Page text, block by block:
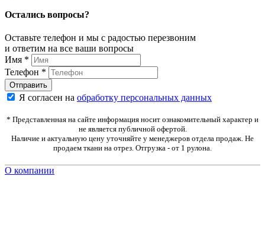
Остались вопросы?
Оставьте телефон и мы с радостью перезвоним
и ответим на все ваши вопросы
Имя *
Телефон *
Я согласен на обработку персональных данных
* Представленная на сайте информация носит ознакомительный характер и
не является публичной офертой.
Наличие и актуальную цену уточняйте у менеджеров отдела продаж. Не
продаем ткани на отрез. Отгрузка - от 1 рулона.
О компании